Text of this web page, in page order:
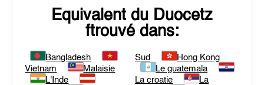
Equivalent du Duocetz
ftrouvé dans:
Bangladesh
Vietnam
Malaisie
L'Inde
Sud
Hong Kong
Le guatemala
La croatie
La